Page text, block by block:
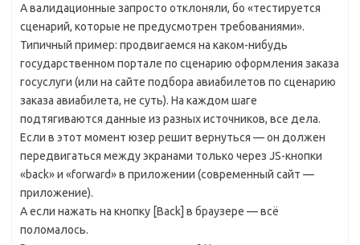
А валидационные запросто отклоняли, бо «тестируется
сценарий, которые не предусмотрен требованиями».
Типичный пример: продвигаемся на каком-нибудь
государственном портале по сценарию оформления заказа
госуслуги (или на сайте подбора авиабилетов по сценарию
заказа авиабилета, не суть). На каждом шаге
подтягиваются данные из разных источников, все дела.
Если в этот момент юзер решит вернуться — он должен
передвигаться между экранами только через JS-кнопки
«back» и «forward» в приложении (современный сайт —
приложение).
А если нажать на кнопку [Back] в браузере — всё
поломалось.